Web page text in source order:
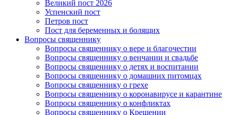
Великий пост 2026
Успенский пост
Петров пост
Пост для беременных и болящих
Вопросы священнику
Вопросы священнику о вере и благочестии
Вопросы священнику о венчании и свадьбе
Вопросы священнику о детях и воспитании
Вопросы священнику о домашних питомцах
Вопросы священнику о грехе
Вопросы священнику о коронавирусе и карантине
Вопросы священнику о конфликтах
Вопросы священнику о Крещении